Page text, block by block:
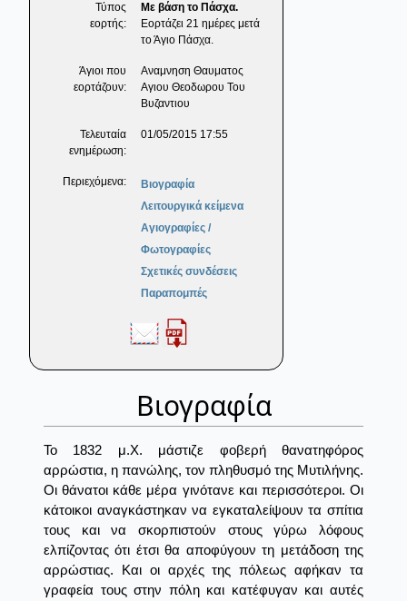
Τύπος
εορτής:
Με βάση το Πάσχα.
Εορτάζει 21 ημέρες μετά
το Άγιο Πάσχα.
Άγιοι που
εορτάζουν:
Αναμνηση Θαυματος
Αγιου Θεοδωρου Του
Βυζαντιου
Τελευταία
ενημέρωση:
01/05/2015 17:55
Περιεχόμενα:
Βιογραφία
Λειτουργικά κείμενα
Αγιογραφίες /
Φωτογραφίες
Σχετικές συνδέσεις
Παραπομπές
Βιογραφία
Το 1832 μ.Χ. μάστιζε φοβερή θανατηφόρος
αρρώστια, η πανώλης, τον πληθυσμό της Μυτιλήνης.
Οι θάνατοι κάθε μέρα γινότανε και περισσότεροι. Οι
κάτοικοι αναγκάστηκαν να εγκαταλείψουν τα σπίτια
τους και να σκορπιστούν στους γύρω λόφους
ελπίζοντας ότι έτσι θα αποφύγουν τη μετάδοση της
αρρώστιας. Και οι αρχές της πόλεως αφήκαν τα
γραφεία τους στην πόλη και κατέφυγαν και αυτές